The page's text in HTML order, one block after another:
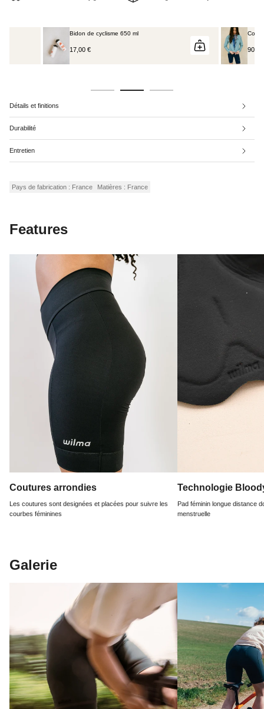
Coupe-vent - Ruby Turquoise
90,00 €
Détails et finitions
Durabilité
Entretien
Pays de fabrication : France Matières : France
Features
Coutures arrondies
Les coutures sont designées et placées pour suivre les
courbes féminines
Technologie
Pad féminin longue distance
menstruelle
Galerie